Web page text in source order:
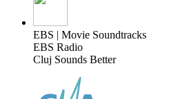
EBS | Movie Soundtracks
EBS Radio
Cluj Sounds Better